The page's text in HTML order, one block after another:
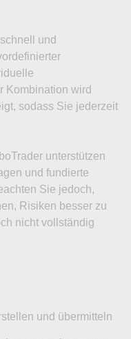
und
Kombination wird
sodass Sie jederzeit
unterstützen
und fundierte
Sie jedoch,
Risiken besser zu
nicht vollständig
und übermitteln